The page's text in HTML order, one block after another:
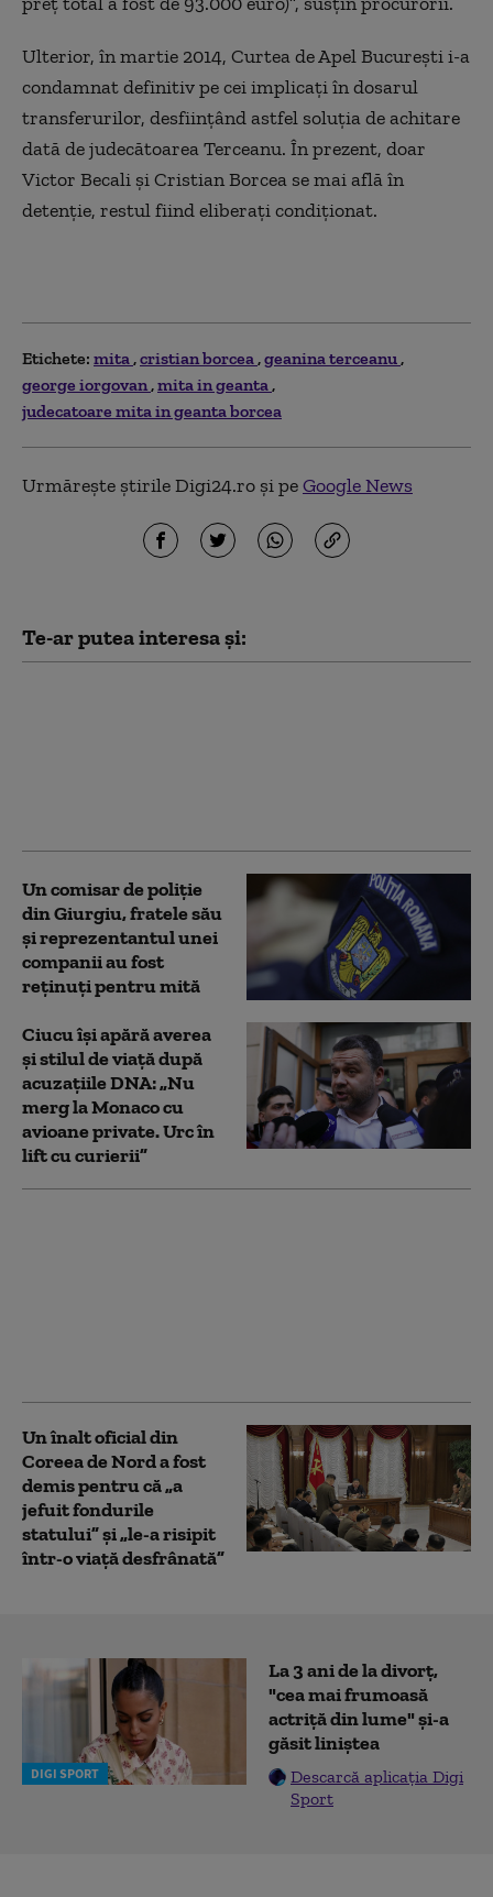
Ulterior, în martie 2014, Curtea de Apel București i-a
condamnat definitiv pe cei implicați în dosarul
transferurilor, desființând astfel soluția de achitare
dată de judecătoarea Terceanu. În prezent, doar
Victor Becali și Cristian Borcea se mai află în
detenție, restul fiind eliberați condiționat.
Etichete: mita cristian borcea geanina terceanu
george iorgovan mita in geanta
judecatoare mita in geanta borcea
Urmărește știrile Digi24.ro și peGoogle News
Te-ar putea interesa și:
Un comisar de poliţie
din Giurgiu, fratele său
şi reprezentantul unei
companii au fost
reținuți pentru mită
Ciucu își apără averea
și stilul de viață după
acuzațiile DNA: „Nu
merg la Monaco cu
avioane private. Urc în
lift cu curierii”
Un înalt oficial din
Coreea de Nord a fost
demis pentru că „a
jefuit fondurile
statului” și „le-a risipit
într-o viaţă desfrânată”
DIGI SPORT
La 3 ani de la divorț,
"cea mai frumoasă
actriță din lume" și-a
găsit liniștea
Descarcă aplicația Digi
Sport